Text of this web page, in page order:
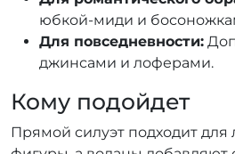
юбкой-миди и
Для повседневности:
джинсами и лоферами.
Кому подойдет
Прямой силуэт подходит для